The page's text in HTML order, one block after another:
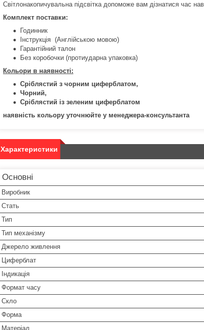
Світлонакопичувальна підсвітка допоможе вам дізнатися час
Комплект поставки:
Годинник
Інструкція (Англійською мовою)
Гарантійний талон
Без коробочки (протиударна упаковка)
Кольори в наявності:
Сріблястий з чорним циферблатом,
Чорний,
Сріблястий із зеленим циферблатом
наявність кольору уточнюйте у менеджера-консультанта
Характеристики
Основні
Виробник
Стать
Тип
Тип механізму
Джерело живлення
Циферблат
Індикація
Формат часу
Скло
Форма
Матеріал